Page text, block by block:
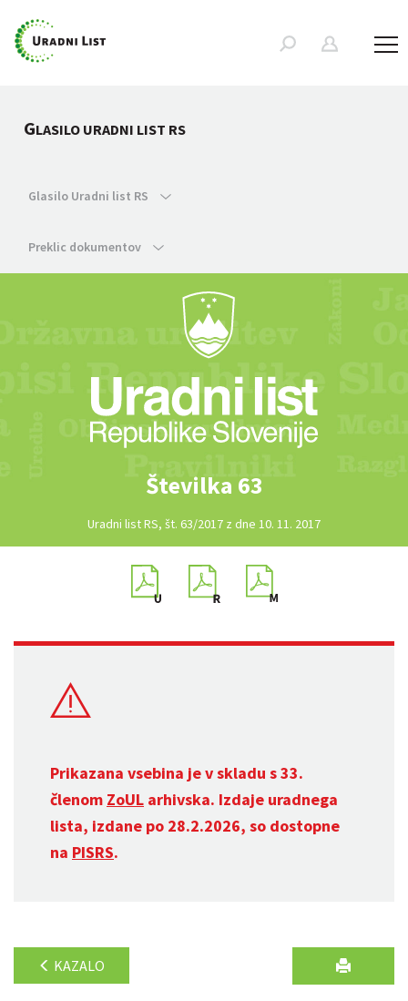
GLASILO URADNI LIST RS
Glasilo Uradni list RS
Preklic dokumentov
Številka 63
Uradni list RS, št. 63/2017 z dne 10. 11. 2017
Prikazana vsebina je v skladu s 33.
členom ZoUL arhivska. Izdaje uradnega
lista, izdane po 28.2.2026, so dostopne
na PISRS.
KAZALO